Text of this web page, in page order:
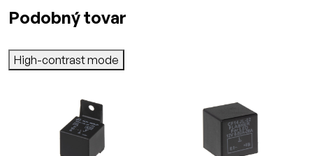
Podobný tovar
High-contrast mode